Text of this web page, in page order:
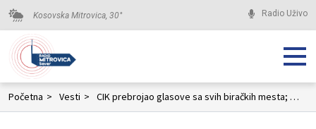
Kosovska Mitrovica, 30° Radio Uživo
Početna > Vesti > CIK prebrojao glasove sa svih biračkih mesta; Samoopredeljenje 53, SL devet mandata